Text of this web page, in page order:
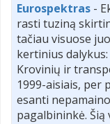
Eurospektras -
rasti tuziną
tačiau visuose
kertinius
Krovinių ir
1999-aisiais, per
esanti
pagalbininkė. Šią